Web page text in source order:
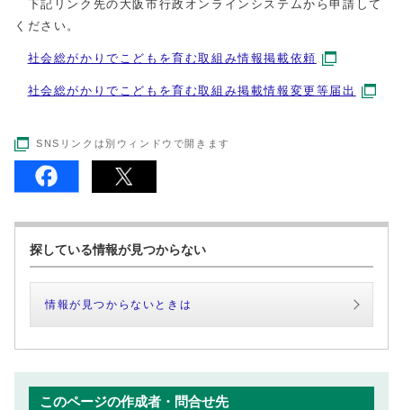
下記リンク先の大阪市行政オンラインシステムから申請して
ください。
社会総がかりでこどもを育む取組み情報掲載依頼
社会総がかりでこどもを育む取組み掲載情報変更等届出
SNSリンクは別ウィンドウで開きます
探している情報が見つからない
情報が見つからないときは
このページの作成者・問合せ先